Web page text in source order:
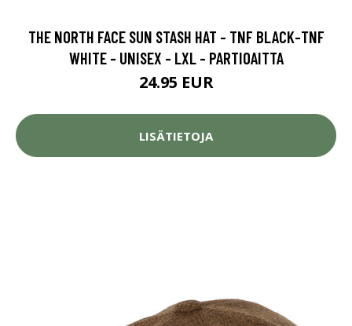
THE NORTH FACE SUN STASH HAT - TNF BLACK-TNF
WHITE - UNISEX - LXL - PARTIOAITTA
24.95 EUR
LISÄTIETOJA